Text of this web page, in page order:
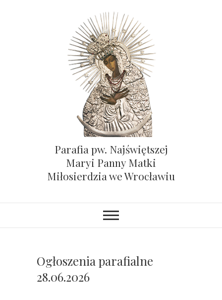
Parafia pw. Najświętszej
Maryi Panny Matki
Miłosierdzia we Wrocławiu
Ogłoszenia parafialne
28.06.2026